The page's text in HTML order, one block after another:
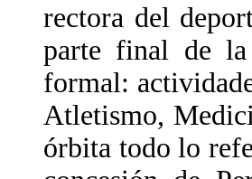
rectora del
parte final de
formal:
Atletismo,
órbita todo lo